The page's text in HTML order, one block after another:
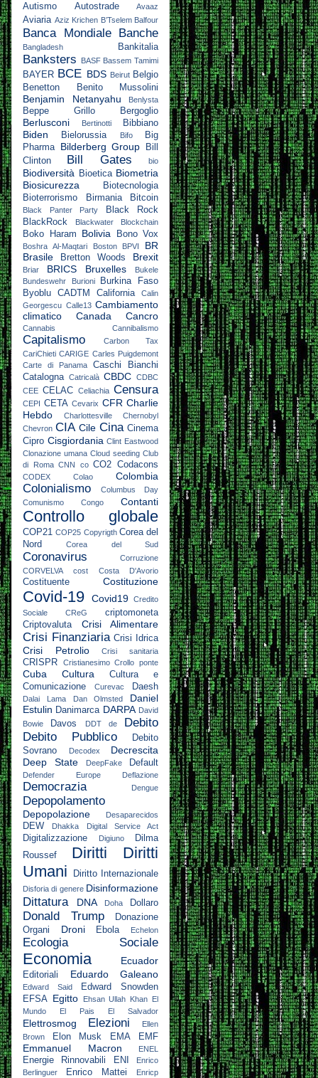
Autismo
Autostrade Avaaz
Aviaria Aziz Krichen B’Tselem Balfour
Banca Mondiale Banche
Bangladesh Bankitalia
Banksters BASF Bassem Tamimi
BAYER BCE BDS Beirut Belgio
Benetton
Benito Mussolini
Benjamin Netanyahu Benlysta
Beppe Grillo Bergoglio
Berlusconi Bertinotti Bibbiano
Biden Bielorussia Bifo
Big
Pharma
Bilderberg Group
Bill
Clinton
Bill Gates bio
Biodiversità Bioetica Biometria
Biosicurezza
Biotecnologia
Bioterrorismo
Birmania Bitcoin
Black Panter Party
Black Rock
BlackRock
Blackwater Blockchain
Boko Haram Bolivia Bono Vox
Boshra Al-Maqtari Boston BPVI
BR
Brasile
Bretton Woods Brexit
Briar BRICS Bruxelles
Bukele
Bundeswehr
Burioni
Burkina Faso
Byoblu
CADTM California
Calin
Georgescu Calle13 Cambiamento
climatico
Canada Cancro
Cannabis Cannibalismo
Capitalismo
Carbon Tax
CariChieti CARIGE Carles Puigdemont
Carte di Panama
Caschi Bianchi
Catalogna Catricalà CBDC CDBC
CEE CELAC Celiachia Censura
CEPI CETA Cevarix CFR Charlie
Hebdo
Charlottesville
Chernobyl
Chevron CIA Cile Cina Cinema
Cipro Cisgiordania Clint Eastwood
Clonazione umana Cloud seeding Club
di Roma CNN co CO2 Codacons
CODEX Colao Colombia
Colonialismo
Columbus Day
Comunismo
Congo Contanti
Controllo globale
COP21 COP25 Copyrigth Corea del
Nord
Corea del Sud
Coronavirus
Corruzione
CORVELVA
cost Costa D'Avorio
Costituente Costituzione
Covid-19 Covid19
Credito
Sociale
CReG
criptomoneta
Criptovaluta
Crisi Alimentare
Crisi Finanziaria Crisi Idrica
Crisi Petrolio Crisi sanitaria
CRISPR Cristianesimo Crollo ponte
Cuba Cultura
Cultura e
Comunicazione
Curevac Daesh
Dalai Lama Dan Olmsted
Daniel
Estulin Danimarca DARPA David
Bowie
Davos DDT de
Debito
Debito Pubblico
Debito
Sovrano
Decodex
Decrescita
Deep State
DeepFake Default
Defender Europe Deflazione
Democrazia Dengue
Depopolamento
Depopolazione Desaparecidos
DEW Dhakka Digital Service Act
Digitalizzazione Digiuno
Dilma
Roussef
Diritti
Diritti
Umani
Diritto Internazionale
Disforia di genere Disinformazione
Dittatura DNA Doha Dollaro
Donald Trump
Donazione
Organi
Droni Ebola Echelon
Ecologia Sociale
Economia Ecuador
Editoriali Eduardo Galeano
Edward Said
Edward Snowden
EFSA Egitto Ehsan Ullah Khan El
Mundo
El Pais El Salvador
Elettrosmog Elezioni
Ellen
Brown
Elon Musk EMA EMF
Emmanuel Macron ENEL
Energie Rinnovabili ENI
Enrico
Berlinguer
Enrico Mattei
Enricp